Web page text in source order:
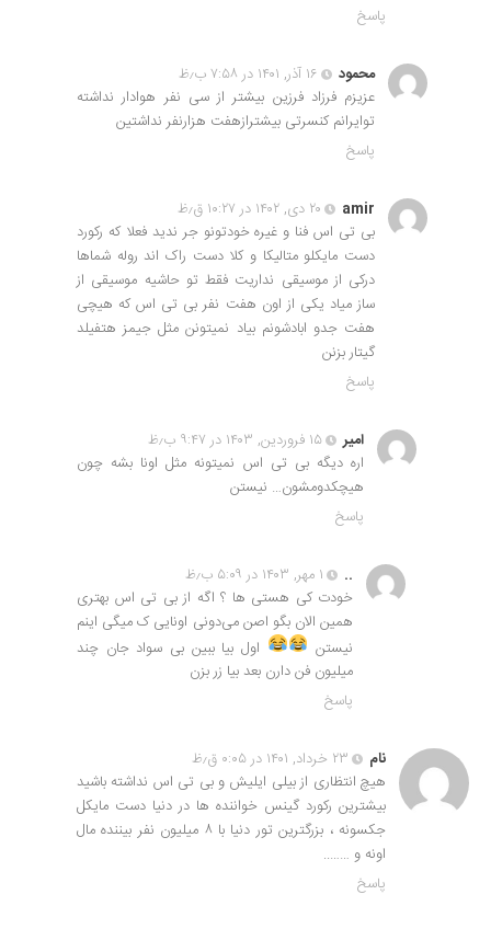
پاسخ
محمود
۱۶ آذر, ۱۴۰۱ در ۷:۵۸ ب٫ظ
عزیزم فرزاد فرزین بیشتر از سی نفر هوادار نداشته
توایرانم کنسرتی بیشترازهفت هزارنفر نداشتین
پاسخ
amir
۲۰ دی, ۱۴۰۲ در ۱۰:۲۷ ق٫ظ
بی تی اس فنا و غیره خودتونو جر ندید فعلا که رکورد
دست مایکلو متالیکا و کلا دست راک اند روله شماها
درکی از موسیقی نداریت فقط تو حاشیه موسیقی از
ساز میاد یکی از اون هفت نفر بی تی اس که هیچی
هفت جدو ابادشونم بیاد نمیتونن مثل جیمز هتفیلد
گیتار بزنن
پاسخ
امیر
۱۵ فروردین, ۱۴۰۳ در ۹:۴۷ ب٫ظ
اره دیگه بی تی اس نمیتونه مثل اونا بشه چون
هیچکدومشون… نیستن
پاسخ
..
۱ مهر, ۱۴۰۳ در ۵:۰۹ ب٫ظ
خودت کی هستی ها ؟ اگه از بی تی اس بهتری
همین الان بگو اصن می‌دونی اونایی ک میگی اینم
نیستن
اول بیا ببین بی سواد جان چند
میلیون فن دارن بعد بیا زر بزن
پاسخ
نام
۲۳ خرداد, ۱۴۰۱ در ۰:۰۵ ق٫ظ
هیچ انتظاری از بیلی ایلیش و بی تی اس نداشته باشید
بیشترین رکورد گینس خواننده ها در دنیا دست مایکل
جکسونه ، بزرگترین تور دنیا با ۸ میلیون نفر بیننده مال
اونه و ……..
پاسخ